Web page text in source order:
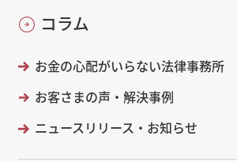
コラム
お金の心配がいらない法律事務所
お客さまの声・解決事例
ニュースリリース・お知らせ